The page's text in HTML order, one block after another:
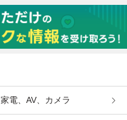
家電、AV、カメラ